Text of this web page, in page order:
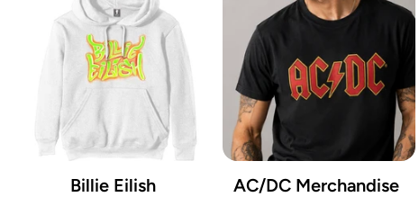
Billie Eilish
AC/DC Merchandise